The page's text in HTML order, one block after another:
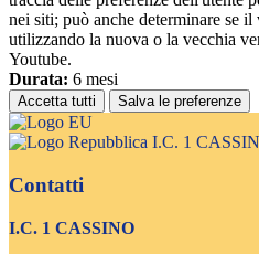
nei siti; può anche determinare se
utilizzando la nuova o la vecchia
Youtube.
Durata: 6 mesi
Accetta tutti Salva le preferenze
I.C. 1
Contatti
I.C. 1 CASSINO